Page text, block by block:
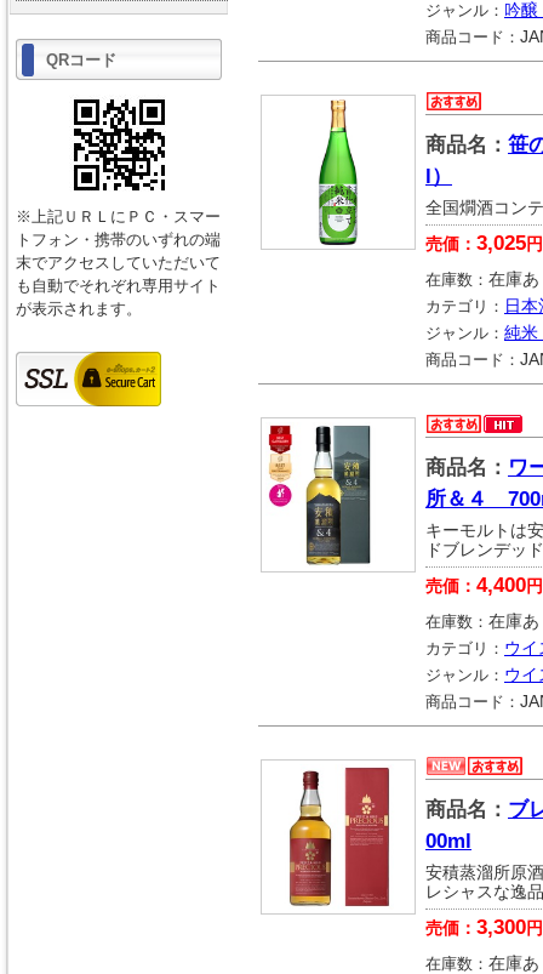
ジャンル： 吟醸
商品コード：
商品名： 笹
l）
全国燗酒コン
売価： 3,025 円
在庫数： 在庫あ
カテゴリ： 日本
ジャンル： 純米
商品コード：
商品名： ワ
所＆４
キーモルトは
ドブレンデッ
売価： 4,400 円
在庫数： 在庫あ
カテゴリ： ウイ
ジャンル： ウイ
商品コード：
商品名： ブ
00ml
安積蒸溜所原
レシャスな逸
売価： 3,300 円
在庫数： 在庫あ
QRコード
※上記ＵＲＬにＰＣ・スマー
トフォン・携帯のいずれの端
末でアクセスしていただいて
も自動でそれぞれ専用サイト
が表示されます。